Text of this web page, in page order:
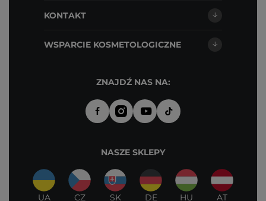
KONTAKT
WSPARCIE KOSMETOLOGICZNE
ZNAJDŹ NAS NA:
NASZE SKLEPY
UA CZ SK DE HU AT